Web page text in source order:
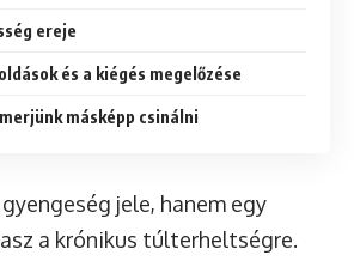
ereje
és a kiégés megelőzése
másképp csinálni
jele, hanem egy
a krónikus túlterheltségre.